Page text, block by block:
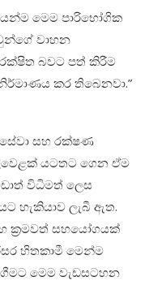
මෙම පාරිභෝගික
වාහන
බවට පත් කිරීම
කර තිබෙනවා.”
සහ රක්ෂණ
යටතට ගෙන ඒම
විධිමත් ලෙස
හැකියාව ලැබී ඇත.
ක්‍රමවත් සහයෝගයක්
හිතකාමී මෙන්ම
මෙම වැඩසටහන